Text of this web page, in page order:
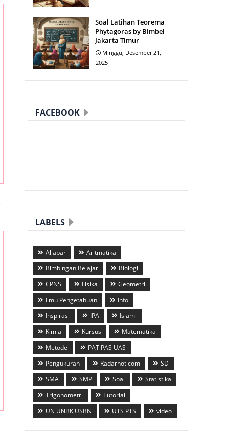
Soal Latihan Teorema
Phytagoras by Bimbel
Jakarta Timur
Minggu, Desember 21,
2025
FACEBOOK
LABELS
Aljabar
Aritmatika
Bimbingan Belajar
Biologi
CPNS
Fisika
Geometri
Ilmu Pengetahuan
Info
Inspirasi
IPA
Islami
Kimia
Kursus
Matematika
Metode
PAT PAS UAS
Pengukuran
Radarhot com
SD
SMA
SMP Soal
Statistika
Trigonometri
Tutorial
UN UNBK USBN
UTS PTS video